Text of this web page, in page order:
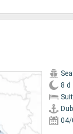
8 d
04/